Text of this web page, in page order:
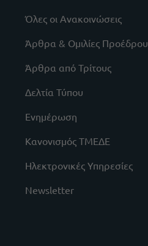
Όλες οι Ανακοινώσεις
Άρθρα & Ομιλίες Προέδρου
Άρθρα από Τρίτους
Δελτία Τύπου
Ενημέρωση
Κανονισμός ΤΜΕΔΕ
Ηλεκτρονικές Υπηρεσίες
Newsletter